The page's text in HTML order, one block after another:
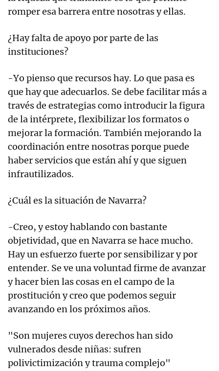
romper esa barrera entre nosotras y ellas.
¿Hay falta de apoyo por parte de las
instituciones?
-Yo pienso que recursos hay. Lo que pasa es
que hay que adecuarlos. Se debe facilitar más a
través de estrategias como introducir la figura
de la intérprete, flexibilizar los formatos o
mejorar la formación. También mejorando la
coordinación entre nosotras porque puede
haber servicios que están ahí y que siguen
infrautilizados.
¿Cuál es la situación de Navarra?
-Creo, y estoy hablando con bastante
objetividad, que en Navarra se hace mucho.
Hay un esfuerzo fuerte por sensibilizar y por
entender. Se ve una voluntad firme de avanzar
y hacer bien las cosas en el campo de la
prostitución y creo que podemos seguir
avanzando en los próximos años.
"Son mujeres cuyos derechos han sido
vulnerados desde niñas: sufren
polivictimización y trauma complejo"